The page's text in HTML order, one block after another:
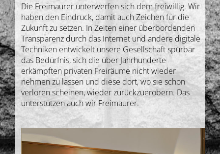
Die Freimaurer unterwerfen sich dem freiwillig. Wir
haben den Eindruck, damit auch Zeichen für die
Zukunft zu setzen. In Zeiten einer überbordenden
Transparenz durch das Internet und andere digitale
Techniken entwickelt unsere Gesellschaft spürbar
das Bedürfnis, sich die über Jahrhunderte
erkämpften privaten Freiräume nicht wieder
nehmen zu lassen und diese dort, wo sie schon
verloren scheinen, wieder zurückzuerobern. Das
unterstützen auch wir Freimaurer.